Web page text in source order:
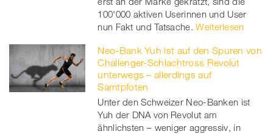
100'000 aktiven Userinnen und User
nun Fakt und Tatsache. Weiterlesen
Neo-Bank Yuh ist auf den Spuren von
Challenger-Schlachtross Revolut
unterwegs – allerdings auf
Samtpfoten
Unter den Schweizer Neo-Banken ist
Yuh der DNA von Revolut am
ähnlichsten – weniger aggressiv, in